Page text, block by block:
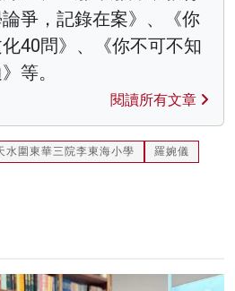
爭，記錄在案》、《你
40問》、《你不可不知
等。
閱讀所有文章
水圍東華三院李東海小學
羅婉儀